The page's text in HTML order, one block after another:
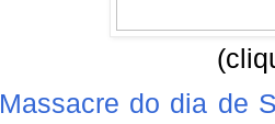
Massacre do dia de